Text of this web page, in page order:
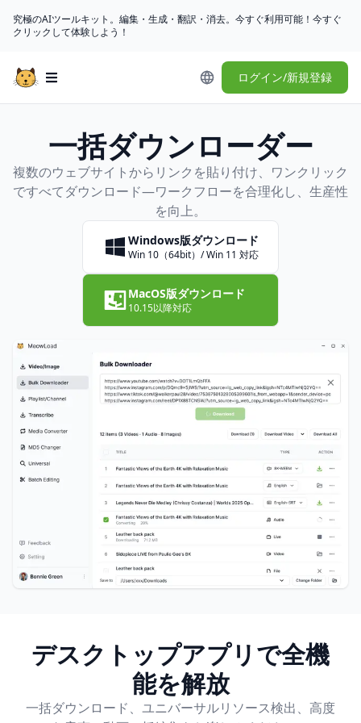
究極のAIツールキット。編集・生成・翻訳・消去。今すぐ利用可能！今すぐ
クリックして体験しよう！
Open main menu ログイン/新規登録
一括ダウンローダー
複数のウェブサイトからリンクを貼り付け、ワンクリック
ですべてダウンロード—ワークフローを合理化し、生産性
を向上。
Windows版ダウンロード
Win 10（64bit）/ Win 11 対応
MacOS版ダウンロード
10.15以降対応
デスクトップアプリで全機
能を解放
一括ダウンロード、ユニバーサルリソース検出、高度